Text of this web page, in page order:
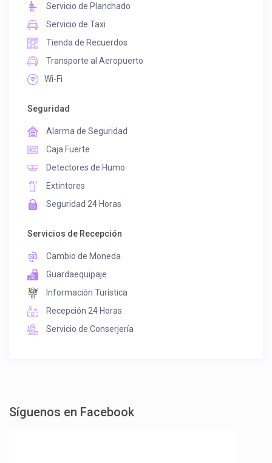
Servicio de Planchado
Servicio de Taxi
Tienda de Recuerdos
Transporte al Aeropuerto
Wi-Fi
Seguridad
Alarma de Seguridad
Caja Fuerte
Detectores de Humo
Extintores
Seguridad 24 Horas
Servicios de Recepción
Cambio de Moneda
Guardaequipaje
Información Turística
Recepción 24 Horas
Servicio de Conserjería
Síguenos en Facebook